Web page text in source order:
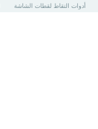
أدوات التقاط لقطات الشاشة